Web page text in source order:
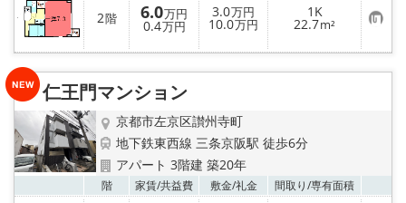
2階 6.0万円
0.4万円
3.0万円
10.0万円
1K
22.7m² お
気
に
り
仁王門マンション
京都市左京区讃州寺町
地下鉄東西線 三条京阪駅 徒歩6分
アパート 3階建 築20年
階 家賃/共益費 敷金/礼金 間取り/専有面積